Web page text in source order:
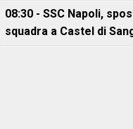
08:30 - SSC Napoli,
squadra a Castel di